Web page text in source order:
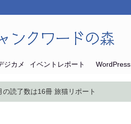
ンクワードの森
ジカメ イベントレポート WordPress
の読了数は16冊 旅猫リポート